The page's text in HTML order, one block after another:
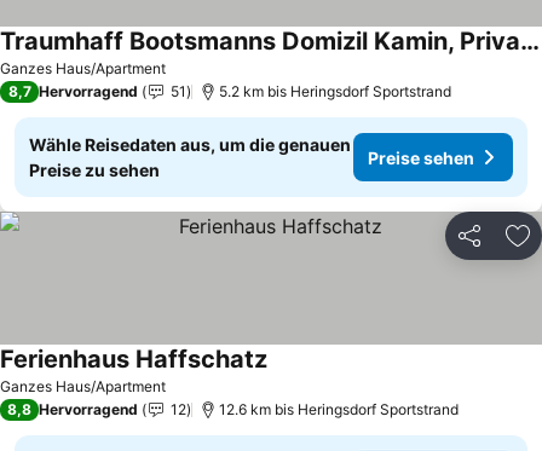
Ganzes Haus/Apartment
Traumhaff Bootsmanns Domizil Kamin, Privates Nordicspa, Boot In Rieth Am See
Preise sehen
8,7 Hervorragend 51 5.2 km bis Heringsdorf Sportstrand
Wähle Reisedaten aus, um die genauen
Preise zu sehen
Preise sehen
Teilen
Ganzes Haus/Apartment
Ferienhaus HaffschatzPreise sehen
8,8 Hervorragend 12 12.6 km bis Heringsdorf Sportstrand